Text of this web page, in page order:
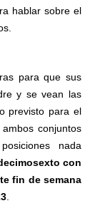
hablar sobre el
para que sus
y se vean las
previsto para el
conjuntos
nada
con
fin de semana